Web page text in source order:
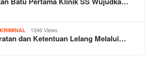
1346 Views
dan Ketentuan Lelang Melalui…